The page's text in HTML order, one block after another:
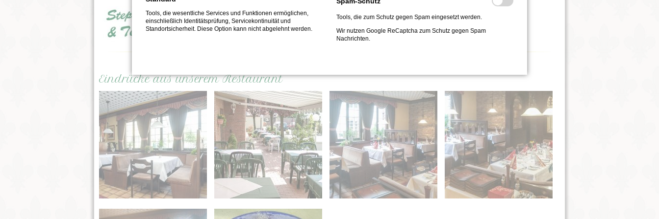
Eindrücke aus unserem Restaurant
Tools, die wesentliche Services und Funktionen ermöglichen,
einschließlich Identitätsprüfung, Servicekontinuität und
Standortsicherheit. Diese Option kann nicht abgelehnt werden.
Tools, die zum Schutz gegen Spam eingesetzt werden.
Wir nutzen Google ReCaptcha zum Schutz gegen Spam
Nachrichten.